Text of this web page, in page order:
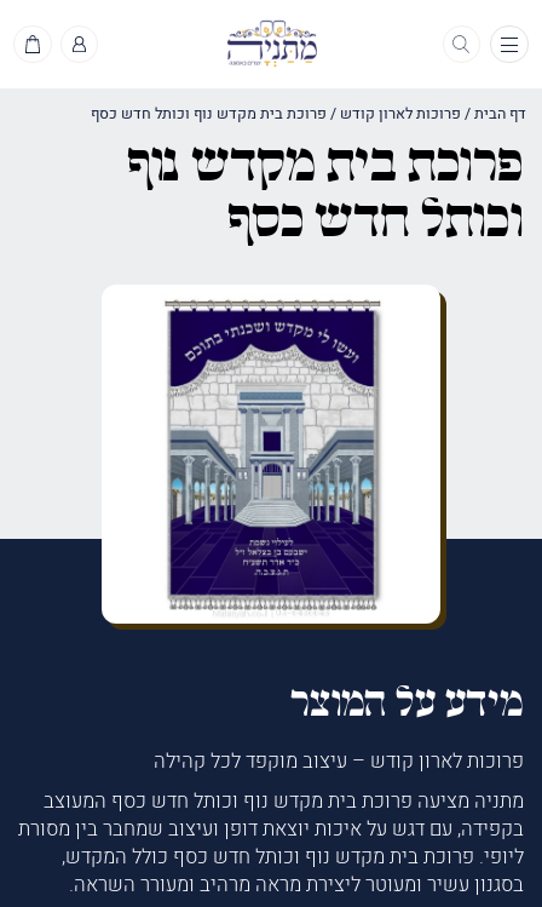
תפריט
דף הבית/ פרוכות לארון קודש / פרוכת בית מקדש נוף וכותל חדש כסף
פרוכת בית מקדש נוף
וכותל חדש כסף
מידע על המוצר
פרוכות לארון קודש – עיצוב מוקפד לכל קהילה
מתניה מציעה פרוכת בית מקדש נוף וכותל חדש כסף המעוצב
בקפידה, עם דגש על איכות יוצאת דופן ועיצוב שמחבר בין מסורת
ליופי. פרוכת בית מקדש נוף וכותל חדש כסף כולל המקדש,
בסגנון עשיר ומעוטר ליצירת מראה מרהיב ומעורר השראה.